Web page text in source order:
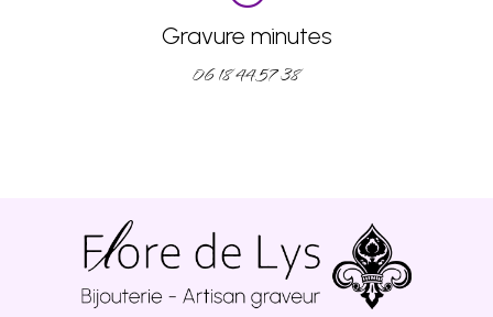
Gravure minutes
06 18 44 57 38